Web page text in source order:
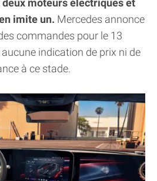
moteurs électriques et
imite un. Mercedes annonce
commandes pour le 13
indication de prix ni de
à ce stade.